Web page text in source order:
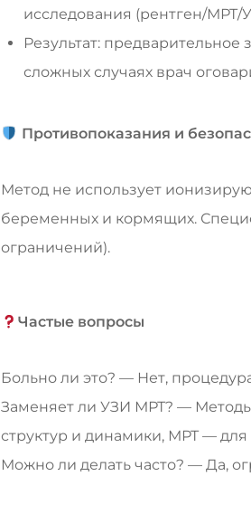
исследования (рентген/МРТ/
Результат:
сложных случаях врач
Противопоказания и
Метод не использует
беременных и кормящих.
ограничений).
Частые вопросы
Больно ли это? — Нет,
Заменяет ли УЗИ МРТ? —
структур и динамики, МРТ —
Можно ли делать часто? — Да,